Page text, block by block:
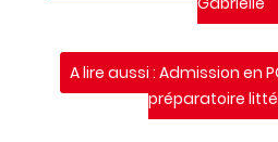
A lire aussi : Admission en
préparatoire